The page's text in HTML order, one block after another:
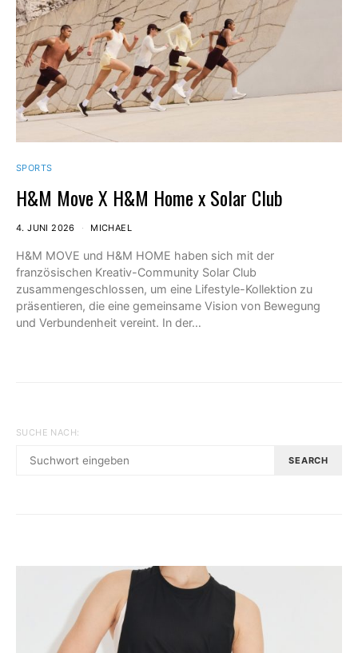
SPORTS
H&M Move X H&M Home x Solar Club
4. JUNI 2026 MICHAEL
H&M MOVE und H&M HOME haben sich mit der
französischen Kreativ-Community Solar Club
zusammengeschlossen, um eine Lifestyle-Kollektion zu
präsentieren, die eine gemeinsame Vision von Bewegung
und Verbundenheit vereint. In der…
SUCHE NACH:
SEARCH